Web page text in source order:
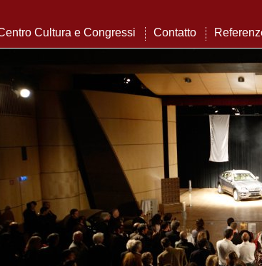
Cultura e Congressi Contatto